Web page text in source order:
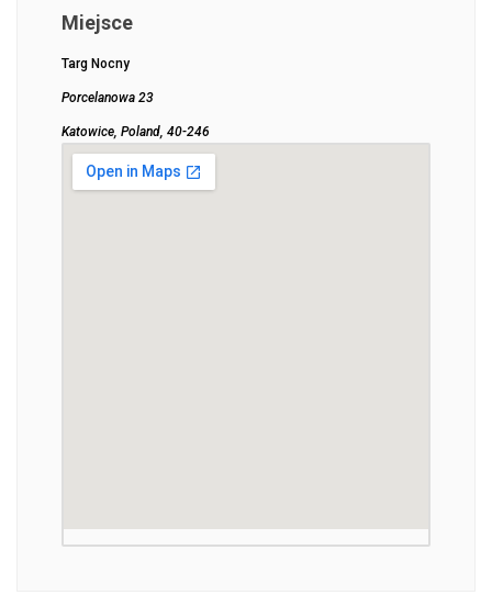
Miejsce
Targ Nocny
Porcelanowa 23
Katowice, Poland, 40-246